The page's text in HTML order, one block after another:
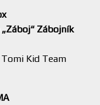
Zábojník
Kid Team